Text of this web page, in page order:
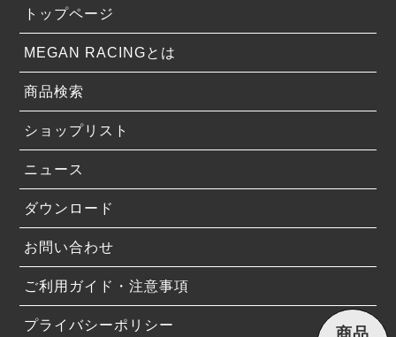
トップページ
MEGAN RACINGとは
商品検索
ショップリスト
ニュース
ダウンロード
お問い合わせ
ご利用ガイド・注意事項
プライバシーポリシー 商品